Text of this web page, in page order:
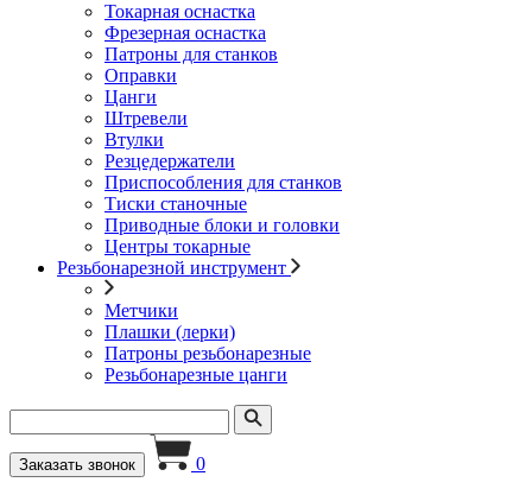
Токарная оснастка
Фрезерная оснастка
Патроны для станков
Оправки
Цанги
Штревели
Втулки
Резцедержатели
Приспособления для станков
Тиски станочные
Приводные блоки и головки
Центры токарные
Резьбонарезной инструмент
Метчики
Плашки (лерки)
Патроны резьбонарезные
Резьбонарезные цанги
Заказать звонок 0